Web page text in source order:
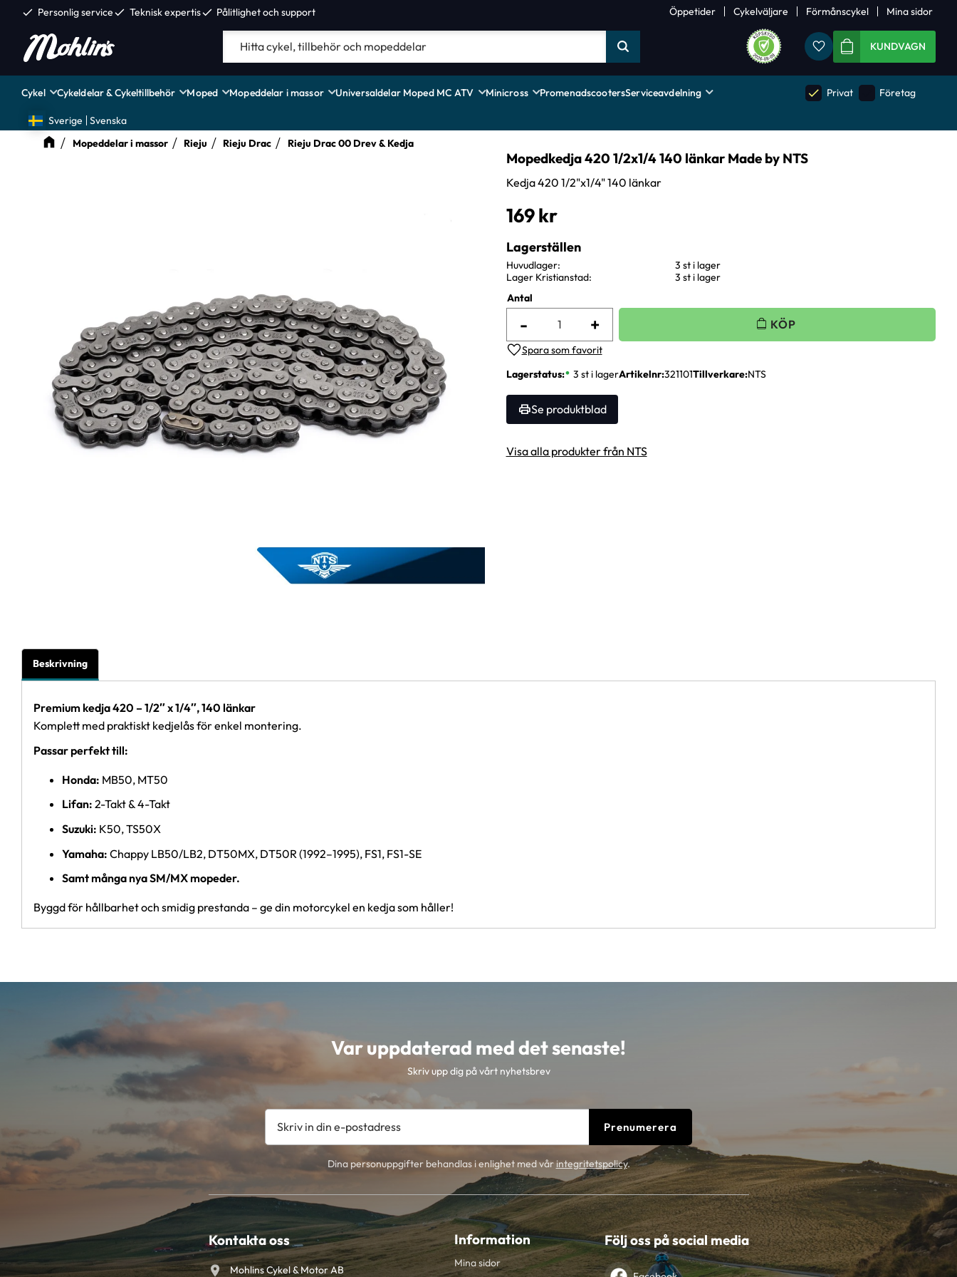
check Personlig servicecheck Teknisk expertischeck Pålitlighet och support Öppetider Cykelväljare Förmånscykel Mina sidor
FavoriterKUNDVAGN
Cykel Cykeldelar & Cykeltillbehör Moped Mopeddelar i massor Universaldelar Moped MC ATV Minicross PromenadscootersServiceavdelning done Privat Företag
Sverige
Svenska
Mopeddelar i massor
Rieju Rieju Drac Rieju Drac 00 Drev & Kedja
Mopedkedja 420 1/2x1/4 140 länkar Made by NTS
Kedja 420 1/2"x1/4" 140 länkar
169kr
Antal
+
-
Lägg till i favoriter
Lagerstatus 3 st i lagerArtikelnr 321101Tillverkare NTS
Se produktblad
Lagerställen
Huvudlager
3 st i lager
Lager Kristianstad
3 st i lager
Visa alla produkter från NTS
Beskrivning
Premium kedja 420 – 1/2″ x 1/4″, 140 länkar
Komplett med praktiskt kedjelås för enkel montering.
Passar perfekt till:
Honda: MB50, MT50
Lifan: 2-Takt & 4-Takt
Suzuki: K50, TS50X
Yamaha: Chappy LB50/LB2, DT50MX, DT50R (1992–1995), FS1, FS1-SE
Samt många nya SM/MX mopeder.
Byggd för hållbarhet och smidig prestanda – ge din motorcykel en kedja som håller!
Var uppdaterad med det senaste!
Skriv upp dig på vårt nyhetsbrev
Prenumerera
Dina personuppgifter behandlas i enlighet med vårintegritetspolicy.
Kontakta oss
Mohlins Cykel & Motor AB
Information
Mina sidor
Följ oss på social media